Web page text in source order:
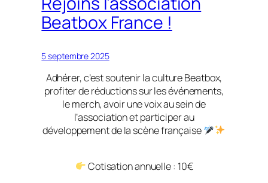
Beatbox France !
5 septembre 2025
Adhérer, c’est soutenir la culture Beatbox,
profiter de réductions sur les événements,
le merch, avoir une voix au sein de
l’association et participer au
développement de la scène française
Cotisation annuelle : 10€